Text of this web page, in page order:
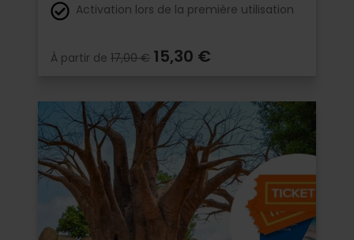
Activation lors de la première utilisation
À partir de 17,00 € 15,30 €